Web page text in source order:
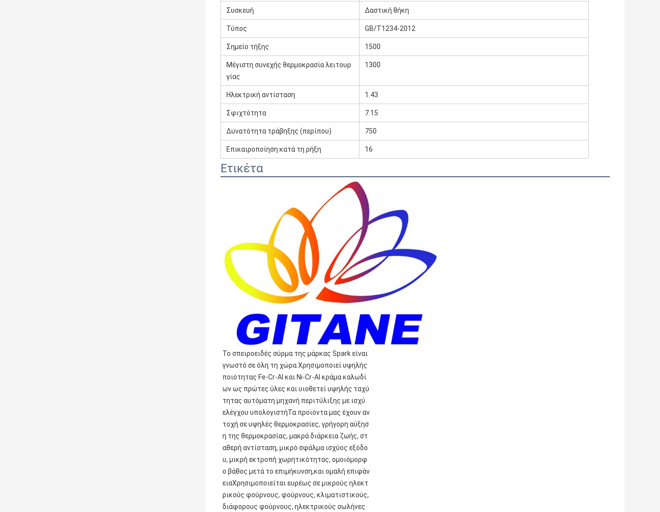
Συσκευή Δαστική θήκη
Τύπος GB/T1234-2012
Σημείο τήξης 1500
Μέγιστη συνεχής θερμοκρασία λειτουρ
γίας
1300
Ηλεκτρική αντίσταση 1.43
Σφιχτότητα 7.15
Δυνατότητα τράβηξης (περίπου) 750
Επικαιροποίηση κατά τη ρήξη 16
Ετικέτα
Το σπειροειδές σύρμα της μάρκας Spark είναι
γνωστό σε όλη τη χώρα.Χρησιμοποιεί υψηλής
ποιότητας Fe-Cr-Al και Ni-Cr-Al κράμα καλωδί
ων ως πρώτες ύλες και υιοθετεί υψηλής ταχύ
τητας αυτόματη μηχανή περιτύλιξης με ισχύ
ελέγχου υπολογιστήΤα προϊόντα μας έχουν αν
τοχή σε υψηλές θερμοκρασίες, γρήγορη αύξησ
η της θερμοκρασίας, μακρά διάρκεια ζωής, στ
αθερή αντίσταση, μικρό σφάλμα ισχύος εξόδο
υ, μικρή εκτροπή χωρητικότητας, ομοιόμορφ
ο βάθος μετά το επιμήκυνση,και ομαλή επιφάν
ειαΧρησιμοποιείται ευρέως σε μικρούς ηλεκτ
ρικούς φούρνους, φούρνους, κλιματιστικούς,
διάφορους φούρνους, ηλεκτρικούς σωλήνες